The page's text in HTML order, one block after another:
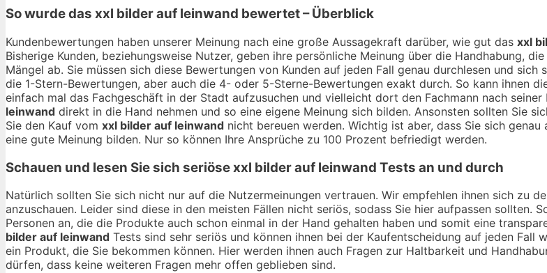
So wurde das xxl bilder auf leinwand bewertet – Überblick
Kundenbewertungen haben unserer Meinung nach eine große Aussagekraft darüber, wie gut das xxl
Bisherige Kunden, beziehungsweise Nutzer, geben ihre persönliche Meinung über die Handhabung,
Mängel ab. Sie müssen sich diese Bewertungen von Kunden auf jeden Fall genau durchlesen und sich
die 1-Stern-Bewertungen, aber auch die 4- oder 5-Sterne-Bewertungen exakt durch. So kann ihnen
einfach mal das Fachgeschäft in der Stadt aufzusuchen und vielleicht dort den Fachmann nach
leinwand direkt in die Hand nehmen und so eine eigene Meinung sich bilden. Ansonsten sollten Sie
Sie den Kauf vom xxl bilder auf leinwand nicht bereuen werden. Wichtig ist aber, dass Sie sich genau
eine gute Meinung bilden. Nur so können Ihre Ansprüche zu 100 Prozent befriedigt werden.
Schauen und lesen Sie sich seriösexxl bilder auf leinwand Tests an und durch
Natürlich sollten Sie sich nicht nur auf die Nutzermeinungen vertrauen. Wir empfehlen ihnen sich zu
anzuschauen. Leider sind diese in den meisten Fällen nicht seriös, sodass Sie hier aufpassen sollten.
Personen an, die die Produkte auch schon einmal in der Hand gehalten haben und somit eine
bilder auf leinwand Tests sind sehr seriös und können ihnen bei der Kaufentscheidung auf jeden
ein Produkt, die Sie bekommen können. Hier werden ihnen auch Fragen zur Haltbarkeit und
dürfen, dass keine weiteren Fragen mehr offen geblieben sind.